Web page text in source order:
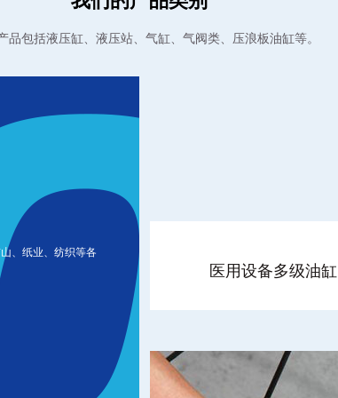
品包括液压缸、液压站、气缸、气阀类、压浪板油缸等。
、纸业、纺织等各
医用设备多级油缸